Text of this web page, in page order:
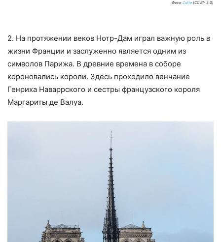
Фото: Zuffe (CC BY 3.0)
2. На протяжении веков Нотр-Дам играл важную роль в
жизни Франции и заслуженно является одним из
символов Парижа. В древние времена в соборе
короновались короли. Здесь проходило венчание
Генриха Наваррского и сестры французского короля
Маргариты де Валуа.